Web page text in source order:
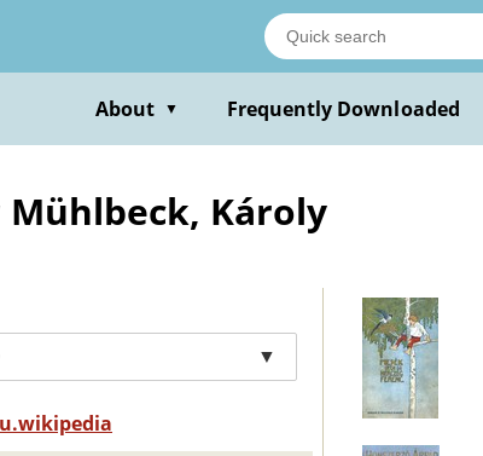
About ▼ Frequently Downloaded
Mühlbeck, Károly
▼